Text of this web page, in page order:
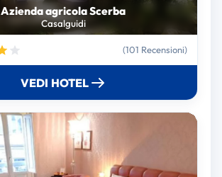
Azienda agricola Scerba
Casalguidi
(101 Recensioni)
VEDI HOTEL